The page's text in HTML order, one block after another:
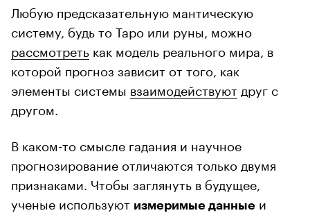
Любую предсказательную мантическую
систему, будь то Таро или руны, можно
рассмотреть как модель реального мира, в
которой прогноз зависит от того, как
элементы системы взаимодействуют друг с
другом.
В каком-то смысле гадания и научное
прогнозирование отличаются только двумя
признаками. Чтобы заглянуть в будущее,
ученые используют измеримые данные и